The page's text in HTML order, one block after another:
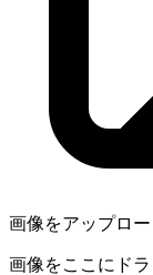
画像をアップロー
画像をここにド